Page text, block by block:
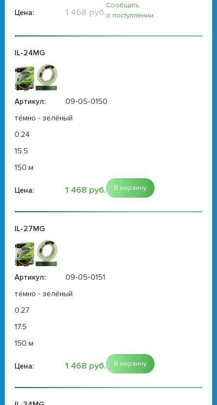
Цена: 1 468 руб.
Сообщить
о поступлении
IL-24MG
Артикул:
09-05-0150
тёмно - зелёный
0.24
15.5
150 м
Цена: 1 468 руб. В корзину
IL-27MG
Артикул:
09-05-0151
тёмно - зелёный
0.27
17.5
150 м
Цена: 1 468 руб. В корзину